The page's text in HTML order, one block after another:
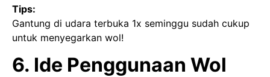
Tips:
Gantung di udara terbuka 1x seminggu sudah cukup
untuk menyegarkan wol!
6. Ide Penggunaan Wol